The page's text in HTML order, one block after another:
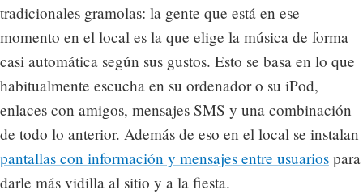
tradicionales gramolas: la gente que está en ese
momento en el local es la que elige la música de forma
casi automática según sus gustos. Esto se basa en lo que
habitualmente escucha en su ordenador o su iPod,
enlaces con amigos, mensajes SMS y una combinación
de todo lo anterior. Además de eso en el local se instalan
pantallas con información y mensajes entre usuarios para
darle más vidilla al sitio y a la fiesta.